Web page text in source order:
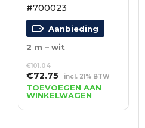
#700023
Aanbieding
2 m – wit
€101.04
Oorspronkelijke
prijs
was:
€101.04.
€72.75Huidige
prijs
is:
€72.75.
incl. 21% BTW
TOEVOEGEN AAN
WINKELWAGEN